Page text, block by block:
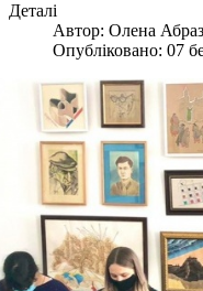
Деталі
Автор: Олена
Опубліковано: 07